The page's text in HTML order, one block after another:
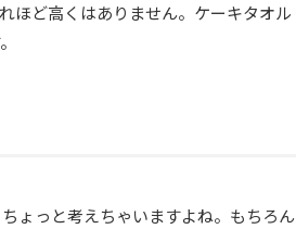
ほど高くはありません。ケーキタオル
ょっと考えちゃいますよね。もちろん